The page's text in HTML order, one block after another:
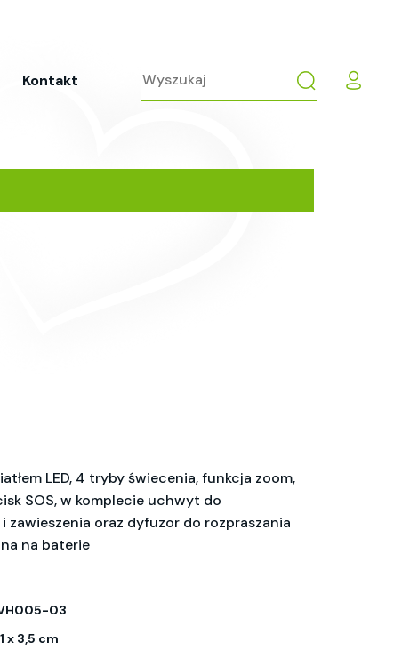
Kontakt
LED, 4 tryby świecenia, funkcja zoom,
SOS, w komplecie uchwyt do
zawieszenia oraz dyfuzor do rozpraszania
na baterie
03
x 3,5 cm